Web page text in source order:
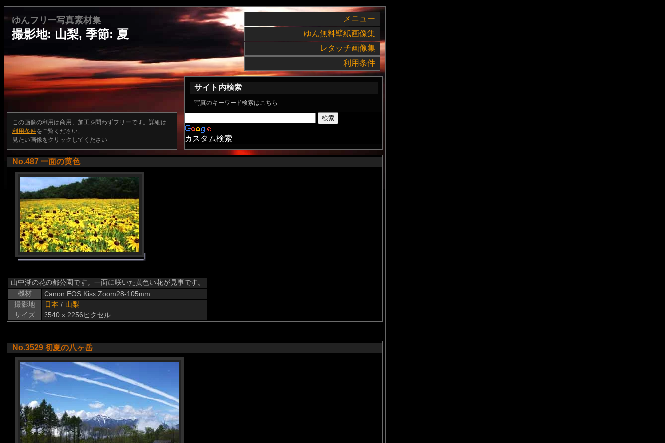
メニュー
ゆん無料壁紙画像集
レタッチ画像集
利用条件
ゆんフリー写真素材集
撮影地: 山梨, 季節: 夏
この画像の利用は商用、加工を問わずフリーです。詳細は
利用条件をご覧ください。
見たい画像をクリックしてください
サイト内検索
写真のキーワード検索はこちら
カスタム検索
No.487 一面の黄色
山中湖の花の都公園です。一面に咲いた黄色い花が見事です。
機材
Canon EOS Kiss Zoom28-105mm
撮影地
日本 / 山梨
サイズ
3540 x 2256ピクセル
No.3529 初夏の八ヶ岳